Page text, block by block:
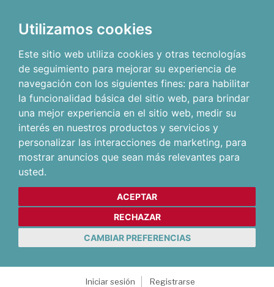
Utilizamos cookies
Este sitio web utiliza cookies y otras tecnologías
de seguimiento para mejorar su experiencia de
navegación con los siguientes fines: para habilitar
la funcionalidad básica del sitio web, para brindar
una mejor experiencia en el sitio web, medir su
interés en nuestros productos y servicios y
personalizar las interacciones de marketing, para
mostrar anuncios que sean más relevantes para
usted.
ACEPTAR
RECHAZAR
CAMBIAR PREFERENCIAS
Iniciar sesión
Registrarse